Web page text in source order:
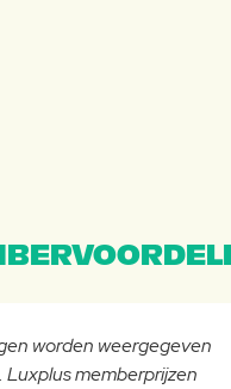
worden weergegeven
Luxplus memberprijzen